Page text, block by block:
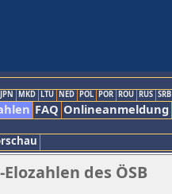
JPN MKD LTU NED POL POR ROU RUS SRB
FAQ Onlineanmeldung
des ÖSB